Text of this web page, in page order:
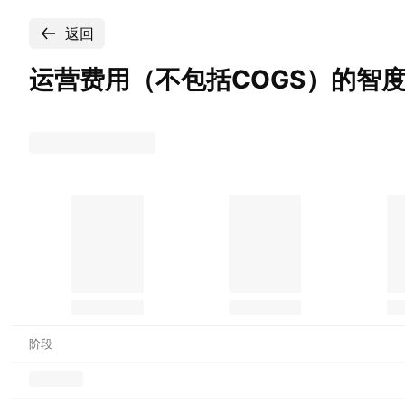
返回
运营费用（不包括COGS）的智
阶段